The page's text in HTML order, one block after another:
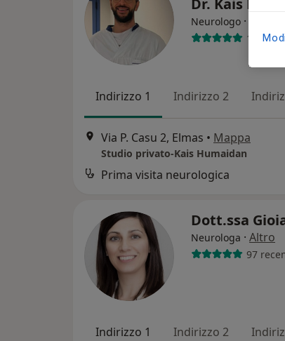
Dr. Kais
Neurologo ·
104
Indirizzo 1 Indirizzo 2
Via P. Casu 2, Elmas • Mappa
Studio privato-Kais Humaidan
Prima visita neurologica
Dott.ssa
Neurologa · Altro
97
Indirizzo 1 Indirizzo 2